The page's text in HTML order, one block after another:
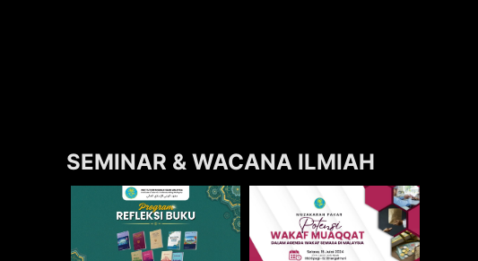
SEMINAR & WACANA ILMIAH